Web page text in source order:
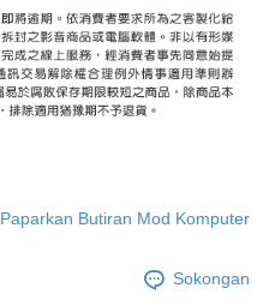
Paparkan Butiran Mod Komputer
Sokongan